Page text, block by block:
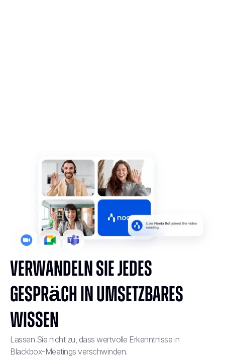
Verwandeln Sie jedes
Gespräch in umsetzbares
Wissen
Lassen Sie nicht zu, dass wertvolle Erkenntnisse in
Blackbox-Meetings verschwinden.